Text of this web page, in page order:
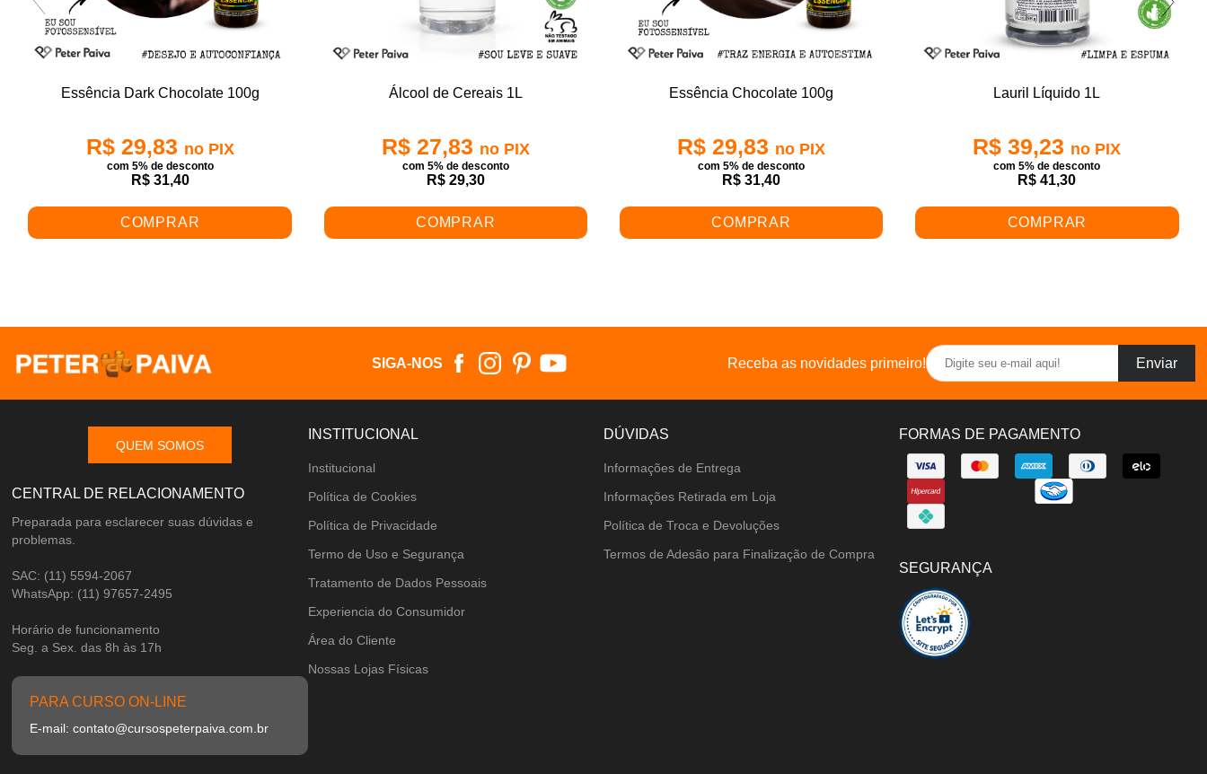
Essência Dark Chocolate 100g
R$ 29,83 no PIX
com 5% de desconto
R$ 31,40
COMPRAR
Álcool de Cereais 1L
R$ 27,83 no PIX
com 5% de desconto
R$ 29,30
COMPRAR
Essência Chocolate 100g
R$ 29,83 no PIX
com 5% de desconto
R$ 31,40
COMPRAR
Lauril Líquido 1L
R$ 39,23 no PIX
com 5% de desconto
R$ 41,30
COMPRAR
SIGA-NOS Receba as novidades primeiro! Enviar
QUEM SOMOS
CENTRAL DE RELACIONAMENTO
Preparada para esclarecer suas dúvidas e
problemas.
SAC: (11) 5594-2067
WhatsApp: (11) 97657-2495
Horário de funcionamento
Seg. a Sex. das 8h às 17h
PARA CURSO ON-LINE
E-mail: contato@cursospeterpaiva.com.br
INSTITUCIONAL
Institucional
Política de Cookies
Política de Privacidade
Termo de Uso e Segurança
Tratamento de Dados Pessoais
Experiencia do Consumidor
Área do Cliente
Nossas Lojas Físicas
DÚVIDAS
Informações de Entrega
Informações Retirada em Loja
Política de Troca e Devoluções
Termos de Adesão para Finalização de Compra
FORMAS DE PAGAMENTO
SEGURANÇA